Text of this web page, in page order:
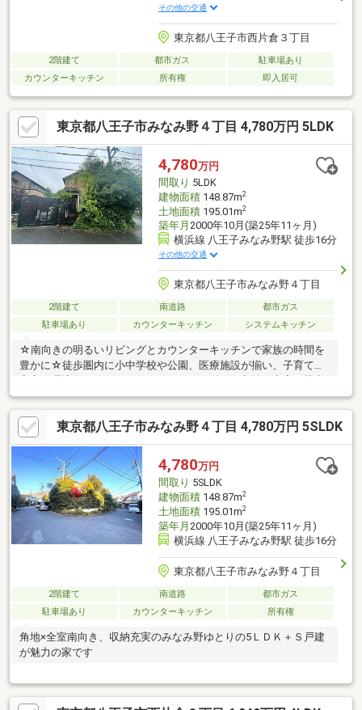
その他の交通
東京都八王子市西片倉３丁目
2階建て 都市ガス
駐車場あり
カウンターキッチン
所有権 即入居可
東京都八王子市みなみ野４丁目 4,780万円 5LDK
4,780万円
間取り 5LDK
建物面積148.87m2
土地面積195.01m2
築年月 2000年10月(築25年11ヶ月)
横浜線 八王子みなみ野駅 徒歩16分
その他の交通
東京都八王子市みなみ野４丁目
2階建て 南道路
都市ガス
駐車場あり
カウンターキッチン システムキッチン
☆南向きの明るいリビングとカウンターキッチンで家族の時間を
豊かに☆徒歩圏内に小中学校や公園、医療施設が揃い、子育てに
場完備の快適な住まいです☆
東京都八王子市みなみ野４丁目 4,780万円 5SLDK
4,780万円
間取り 5SLDK
建物面積148.87m2
土地面積195.01m2
築年月 2000年10月(築25年11ヶ月)
横浜線 八王子みなみ野駅 徒歩16分
東京都八王子市みなみ野４丁目
2階建て 南道路
都市ガス
駐車場あり
カウンターキッチン 所有権
角地×全室南向き、収納充実のみなみ野ゆとりの5ＬＤＫ＋Ｓ戸建
が魅力の家です